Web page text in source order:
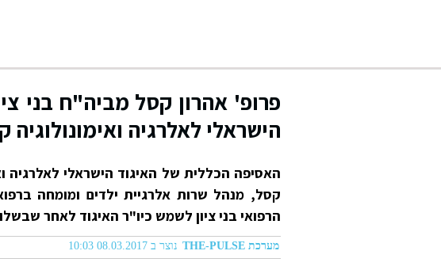
פרופ' אהרון קסל מביה"ח בני
הישראלי לאלרגיה ואימונולוגיה
האסיפה הכללית של האיגוד הישראלי לאלרגיה
קסל, מנהל שרות אלרגיית ילדים ומומחה
הרפואי בני ציון לשמש כיו"ר האיגוד לאחר
מערכת THE-PULSE נוצר ב 08.03.2017 10:03